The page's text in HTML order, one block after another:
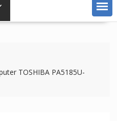
TOSHIBA PA5185U-